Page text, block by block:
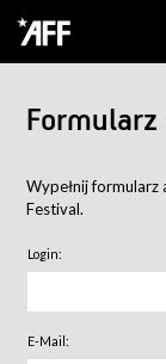
Wypełnij formularz
Festival.
Login:
E-Mail: